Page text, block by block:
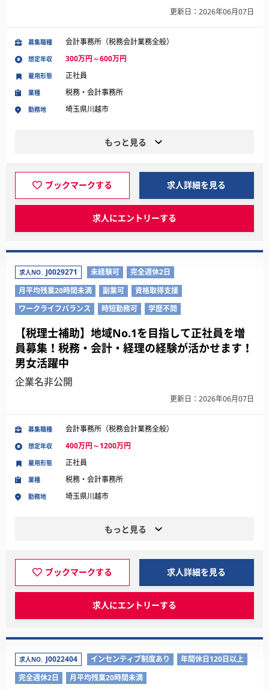
更新日：2026年06月07日
募集職種 会計事務所（税務会計業務全般）
想定年収 300万円～600万円
業種 税務・会計事務所
勤務地 埼玉県川越市
雇用形態 正社員
もっと見る
ブックマークする 求人詳細を見る
求人にエントリーする
求人NO. J0029271 未経験可
完全週休2日
月平均残業20時間未満
副業可
資格取得支援
ワークライフバランス
時短勤務可 学歴不問
【税理士補助】地域No.1を目指して正社員を増
員募集！税務・会計・経理の経験が活かせます！
男女活躍中
企業名非公開
更新日：2026年06月07日
募集職種 会計事務所（税務会計業務全般）
想定年収 400万円～1200万円
業種 税務・会計事務所
勤務地 埼玉県川越市
雇用形態 正社員
もっと見る
ブックマークする 求人詳細を見る
求人にエントリーする
求人NO. J0022404 インセンティブ制度あり
年間休日120日以上
完全週休2日
月平均残業20時間未満